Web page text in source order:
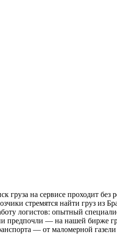
на сервисе проходит без
стремятся найти груз из
логистов: опытный
— на нашей бирже
— от маломерной